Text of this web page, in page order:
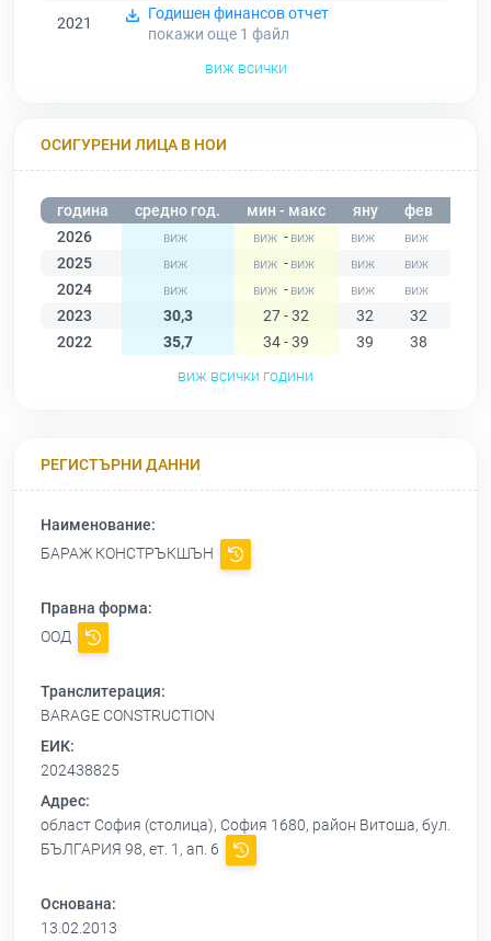
2021
Годишен финансов отчет
покажи още 1 файл
виж всички
ОСИГУРЕНИ ЛИЦА В НОИ
година средно год. мин - макс яну фев
2026
-
2025
-
2024
-
2023
30,3 27 - 32 32 32
2022
35,7 34 - 39 39 38
виж всички години
РЕГИСТЪРНИ ДАННИ
Наименование:
БАРАЖ КОНСТРЪКШЪН
Правна форма:
ООД
Транслитерация:
BARAGE CONSTRUCTION
ЕИК:
202438825
Адрес:
област София (столица), София 1680, район Витоша, бул.
БЪЛГАРИЯ 98, ет. 1, ап. 6
Основана:
13.02.2013